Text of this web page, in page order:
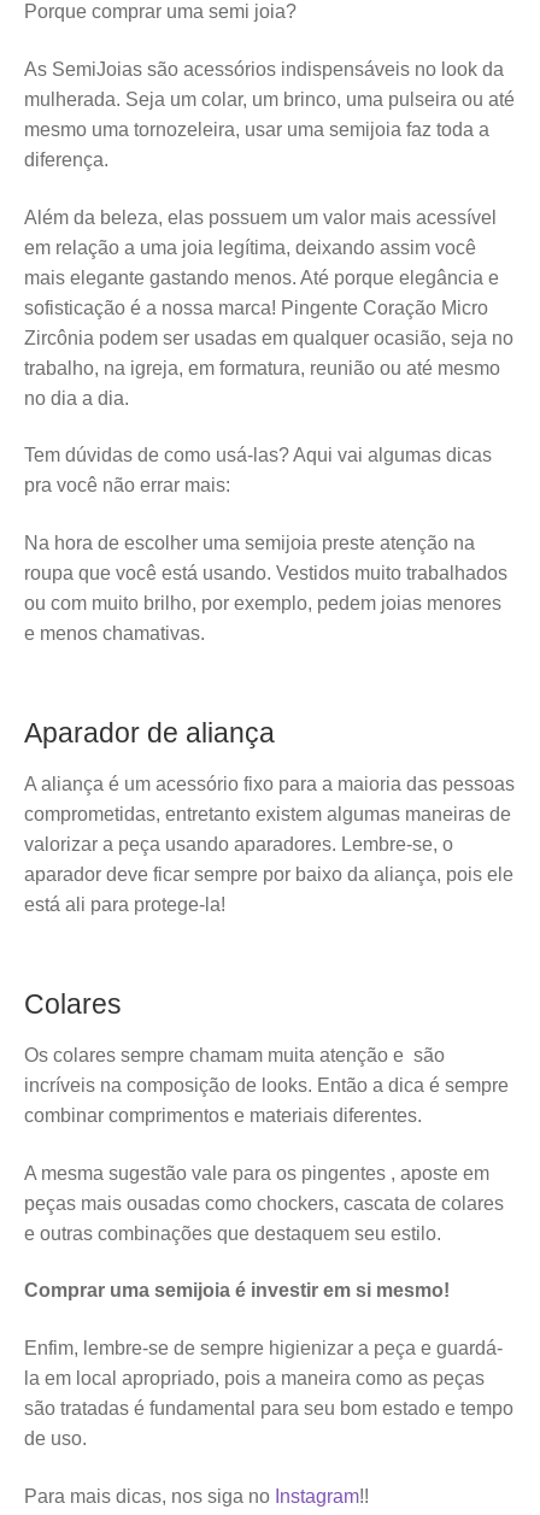
Porque comprar uma semi joia?
As SemiJoias são acessórios indispensáveis no look da
mulherada. Seja um colar, um brinco, uma pulseira ou até
mesmo uma tornozeleira, usar uma semijoia faz toda a
diferença.
Além da beleza, elas possuem um valor mais acessível
em relação a uma joia legítima, deixando assim você
mais elegante gastando menos. Até porque elegância e
sofisticação é a nossa marca! Pingente Coração Micro
Zircônia podem ser usadas em qualquer ocasião, seja no
trabalho, na igreja, em formatura, reunião ou até mesmo
no dia a dia.
Tem dúvidas de como usá-las? Aqui vai algumas dicas
pra você não errar mais:
Na hora de escolher uma semijoia preste atenção na
roupa que você está usando. Vestidos muito trabalhados
ou com muito brilho, por exemplo, pedem joias menores
e menos chamativas.
Aparador de aliança
A aliança é um acessório fixo para a maioria das pessoas
comprometidas, entretanto existem algumas maneiras de
valorizar a peça usando aparadores. Lembre-se, o
aparador deve ficar sempre por baixo da aliança, pois ele
está ali para protege-la!
Colares
Os colares sempre chamam muita atenção e são
incríveis na composição de looks. Então a dica é sempre
combinar comprimentos e materiais diferentes.
A mesma sugestão vale para os pingentes , aposte em
peças mais ousadas como chockers, cascata de colares
e outras combinações que destaquem seu estilo.
Comprar uma semijoia é investir em si mesmo!
Enfim, lembre-se de sempre higienizar a peça e guardá-
la em local apropriado, pois a maneira como as peças
são tratadas é fundamental para seu bom estado e tempo
de uso.
Para mais dicas, nos siga no Instagram!!